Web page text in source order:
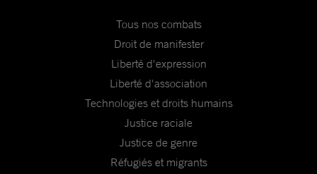
Tous nos combats
Droit de manifester
Liberté d'expression
Liberté d'association
Technologies et droits humains
Justice raciale
Justice de genre
Réfugiés et migrants